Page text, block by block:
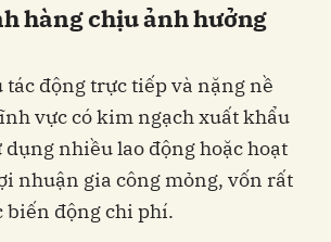
hàng chịu ảnh hưởng
tác động trực tiếp và nặng nề
vực có kim ngạch xuất khẩu
dụng nhiều lao động hoặc hoạt
nhuận gia công mỏng, vốn rất
biến động chi phí.